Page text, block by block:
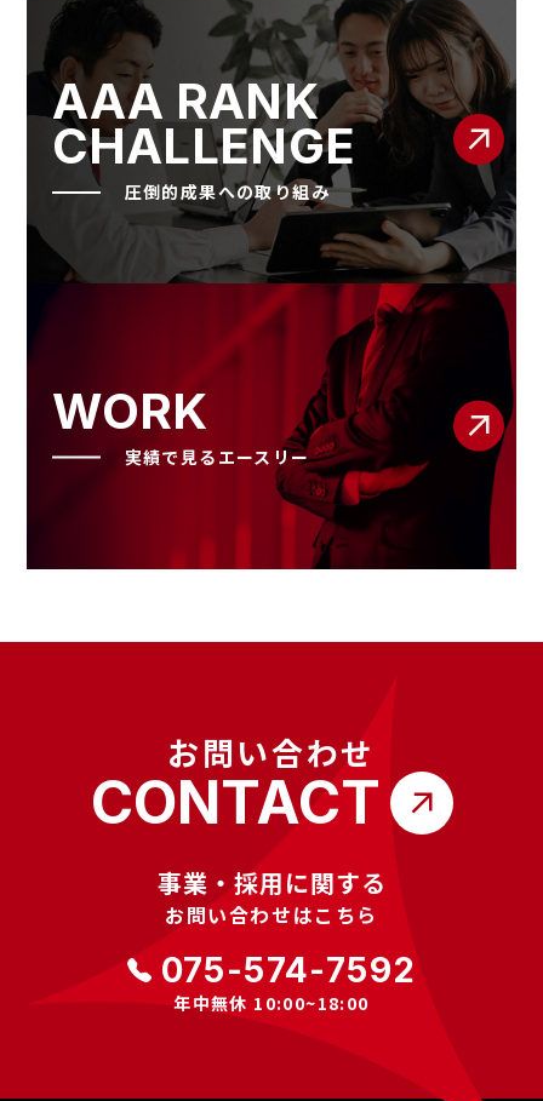
AAA RANK
CHALLENGE
圧倒的成果への取り組み
WORK
実績で見るエースリー
お問い合わせ
CONTACT
事業・採用に関する
お問い合わせはこちら
075-574-7592
年中無休 10:00~18:00